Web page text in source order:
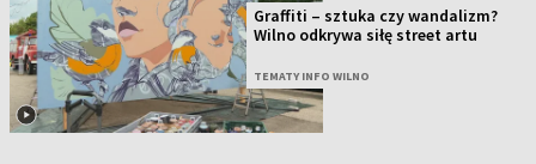
Graffiti – sztuka czy wandalizm?
Wilno odkrywa siłę street artu
TEMATY INFO WILNO